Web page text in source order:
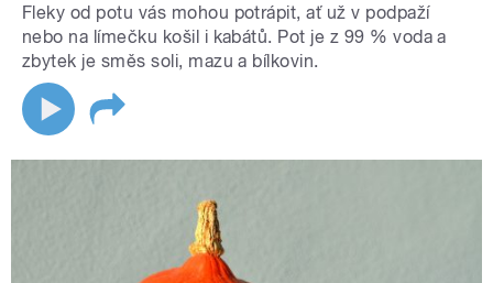
Fleky od potu vás mohou potrápit, ať už v podpaží
nebo na límečku košil i kabátů. Pot je z 99 % voda a
zbytek je směs soli, mazu a bílkovin.